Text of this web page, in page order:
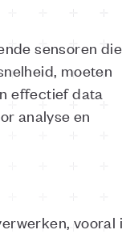
sensoren
moeten
effectief data
analyse en
vooral